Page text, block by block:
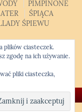
PIMPINONE
ŚPIĄCA
ŚPIEWU
Kontakt
plików ciasteczek.
zgodę na ich używanie.
pliki ciasteczka,